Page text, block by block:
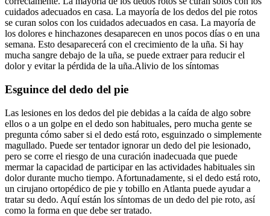
cuidados adecuados en casa. La mayoría de los dedos del pie rotos
se curan solos con los cuidados adecuados en casa. La mayoría de
los dolores e hinchazones desaparecen en unos pocos días o en una
semana. Esto desaparecerá con el crecimiento de la uña. Si hay
mucha sangre debajo de la uña, se puede extraer para reducir el
dolor y evitar la pérdida de la uña.Alivio de los síntomas
Esguince del dedo del pie
Las lesiones en los dedos del pie debidas a la caída de algo sobre
ellos o a un golpe en el dedo son habituales, pero mucha gente se
pregunta cómo saber si el dedo está roto, esguinzado o simplemente
magullado. Puede ser tentador ignorar un dedo del pie lesionado,
pero se corre el riesgo de una curación inadecuada que puede
mermar la capacidad de participar en las actividades habituales sin
dolor durante mucho tiempo. Afortunadamente, si el dedo está roto,
un cirujano ortopédico de pie y tobillo en Atlanta puede ayudar a
tratar su dedo. Aquí están los síntomas de un dedo del pie roto, así
como la forma en que debe ser tratado.